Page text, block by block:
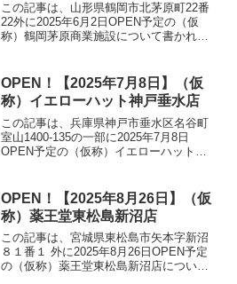
この記事は、山形県鶴岡市北茅原町22番
22外に2025年6月2日OPEN予定の（仮
称）鶴岡茅原商業施設について書かれて
OPEN！【2025年7月8日】（仮
称）イエローハット神戸垂水店
この記事は、兵庫県神戸市垂水区名谷町
室山1400-135の一部に2025年7月8日
OPEN予定の（仮称）イエローハット神
OPEN！【2025年8月26日】（仮
称）薬王堂東松島新沼店
この記事は、宮城県東松島市矢本字新沼
８１番１ 外に2025年8月26日OPEN予定
の（仮称）薬王堂東松島新沼店について